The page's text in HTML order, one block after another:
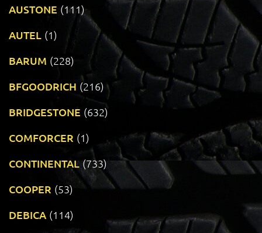
AUSTONE (111)
AUTEL (1)
BARUM (228)
BFGOODRICH (216)
BRIDGESTONE (632)
COMFORCER (1)
CONTINENTAL (733)
COOPER (53)
DEBICA (114)